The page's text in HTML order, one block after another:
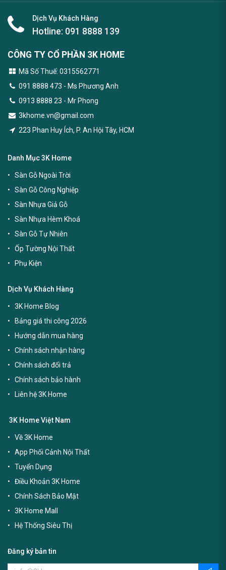
Dịch Vụ Khách Hàng
Hotline: 091 8888 139
CÔNG TY CỔ PHẦN 3K HOME
Mã Số Thuế: 0315562771
091 8888 473 - Ms Phương Anh
0913 8888 23 - Mr Phong
3khome.vn@gmail.com
223 Phan Huy Ích, P. An Hội Tây, HCM
Danh Mục 3K Home
Sàn Gỗ Ngoài Trời
Sàn Gỗ Công Nghiệp
Sàn Nhựa Giả Gỗ
Sàn Nhựa Hèm Khoá
Sàn Gỗ Tự Nhiên
Ốp Tường Nội Thất
Phụ Kiện
Dịch Vụ Khách Hàng
3K Home Blog
Bảng giá thi công 2026
Hướng dẫn mua hàng
Chính sách nhận hàng
Chính sách đổi trả
Chính sách bảo hành
Liên hệ 3K Home
3K Home Việt Nam
Về 3K Home
App Phối Cảnh Nội Thất
Tuyển Dụng
Điều Khoản 3K Home
Chính Sách Bảo Mật
3K Home Mall
Hệ Thống Siêu Thị
Đăng ký bản tin